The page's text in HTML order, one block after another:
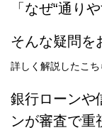
「なぜ“通り
そんな疑問を
詳しく解説したこ
銀行ローンや
ンが審査で重